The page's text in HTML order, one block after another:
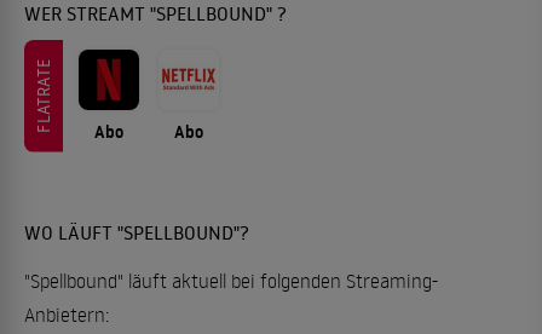
WER STREAMT "SPELLBOUND" ?
FLATRATE Abo Abo
WO LÄUFT "SPELLBOUND"?
"Spellbound" läuft aktuell bei folgenden Streaming-
Anbietern: